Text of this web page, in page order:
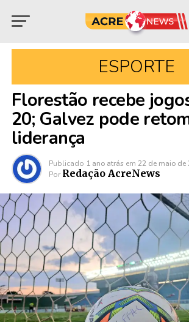
ESPORTE
Florestão recebe
20; Galvez pode
liderança
Publicado 1 ano atrás em 22 de maio de
Por Redação AcreNews